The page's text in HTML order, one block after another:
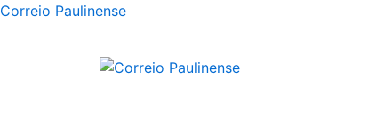
Correio Paulinense